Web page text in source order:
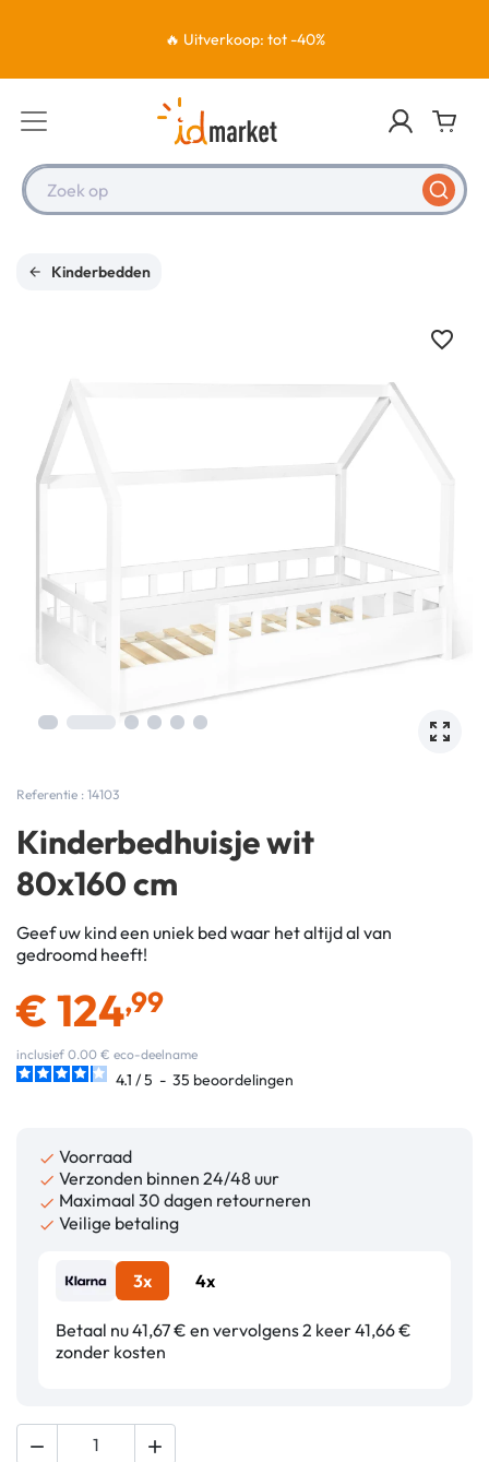
🔥 Uitverkoop: tot -40%
Zoek op
Kinderbedden
Referentie : 14103
Kinderbedhuisje wit
80x160 cm
Geef uw kind een uniek bed waar het altijd al van
gedroomd heeft!
€ 124,99
inclusief 0.00 € eco-deelname
4.1 /5 - 35 beoordelingen
 Voorraad
 Verzonden binnen 24/48 uur
 Maximaal 30 dagen retourneren
 Veilige betaling
3x 4x
Betaal nu 41,67 € en vervolgens 2 keer 41,66 €
zonder kosten
 
favorite_border